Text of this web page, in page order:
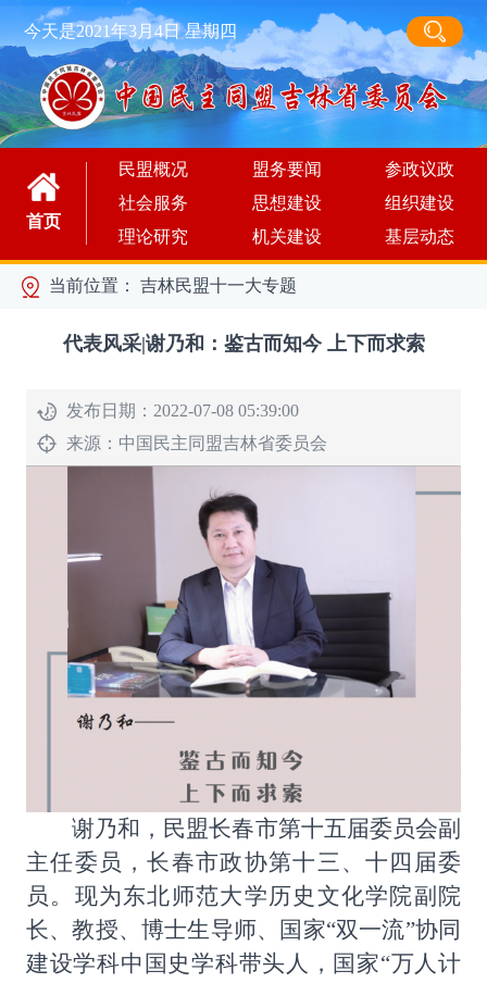
今天是2021年3月4日 星期四
首页
民盟概况 盟务要闻
参政议政
社会服务
思想建设
组织建设
理论研究
机关建设 基层动态
当前位置： 吉林民盟十一大专题
代表风采|谢乃和：鉴古而知今 上下而求索
发布日期：2022-07-08 05:39:00
来源： 中国民主同盟吉林省委员会
谢乃和，民盟长春市第十五届委员会副
主任委员，长春市政协第十三、十四届委
员。现为东北师范大学历史文化学院副院
长、教授、博士生导师、国家“双一流”协同
建设学科中国史学科带头人，国家“万人计